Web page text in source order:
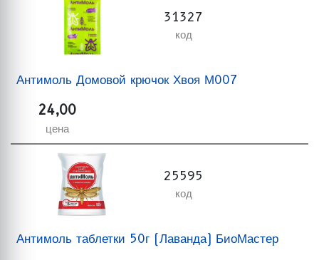
31327
код
Антимоль Домовой крючок Хвоя М007
24,00
цена
25595
код
Антимоль таблетки 50г (Лаванда) БиоМастер